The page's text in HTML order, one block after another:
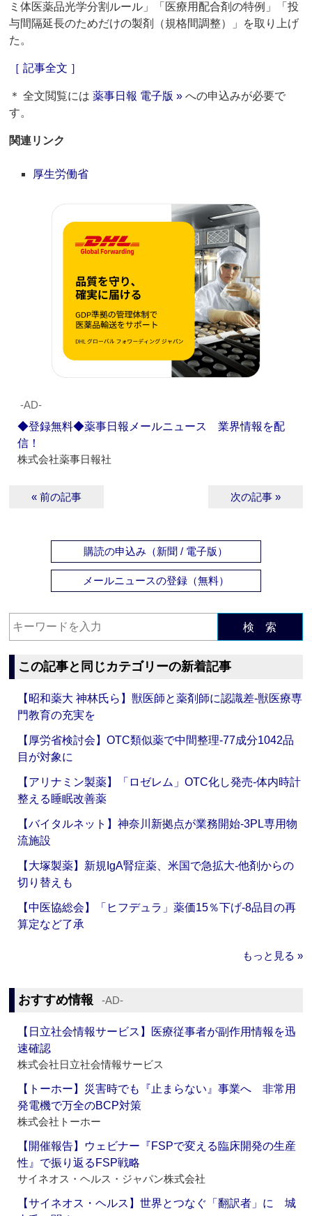
ミ体医薬品光学分割ルール」「医療用配合剤の特例」「投
与間隔延長のためだけの製剤（規格間調整）」を取り上げ
た。
［ 記事全文 ］
＊ 全文閲覧には薬事日報 電子版 » への申込みが必要で
す。
関連リンク
厚生労働省
‐AD‐
◆登録無料◆薬事日報メールニュース 業界情報を配
信！
株式会社薬事日報社
« 前の記事 次の記事 »
購読の申込み（新聞 / 電子版）
メールニュースの登録（無料）
検 索
この記事と同じカテゴリーの新着記事
【昭和薬大 神林氏ら】獣医師と薬剤師に認識差‐獣医療専
門教育の充実を
【厚労省検討会】OTC類似薬で中間整理‐77成分1042品
目が対象に
【アリナミン製薬】「ロゼレム」OTC化し発売‐体内時計
整える睡眠改善薬
【バイタルネット】神奈川新拠点が業務開始‐3PL専用物
流施設
【大塚製薬】新規IgA腎症薬、米国で急拡大‐他剤からの
切り替えも
【中医協総会】「ヒフデュラ」薬価15％下げ‐8品目の再
算定など了承
もっと見る »
おすすめ情報 ‐AD‐
【日立社会情報サービス】医療従事者が副作用情報を迅
速確認
株式会社日立社会情報サービス
【トーホー】災害時でも『止まらない』事業へ 非常用
発電機で万全のBCP対策
株式会社トーホー
【開催報告】ウェビナー『FSPで変える臨床開発の生産
性』で振り返るFSP戦略
サイネオス・ヘルス・ジャパン株式会社
【サイネオス・ヘルス】世界とつなぐ「翻訳者」に 城